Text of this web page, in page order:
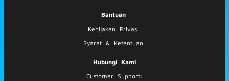
Bantuan
Kebijakan Privasi
Syarat & Ketentuan
Hubungi Kami
Customer Support: